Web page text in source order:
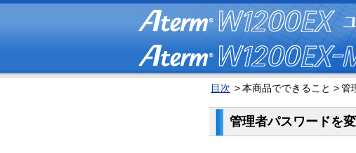
目次 >本商品でできること >管
管理者パスワードを